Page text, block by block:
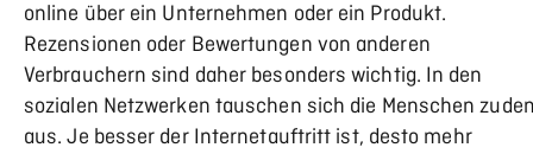
online über ein Unternehmen oder ein Produkt.
Rezensionen oder Bewertungen von anderen
Verbrauchern sind daher besonders wichtig. In den
sozialen Netzwerken tauschen sich die Menschen
aus. Je besser der Internetauftritt ist, desto mehr